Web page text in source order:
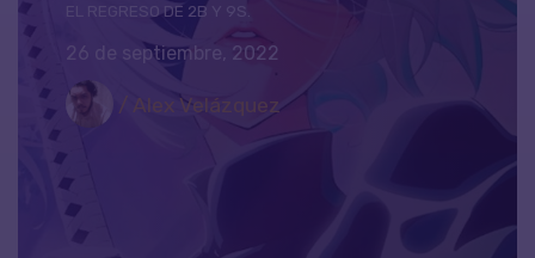
EL REGRESO DE 2B Y 9S.
26 de septiembre, 2022
/ Alex Velázquez